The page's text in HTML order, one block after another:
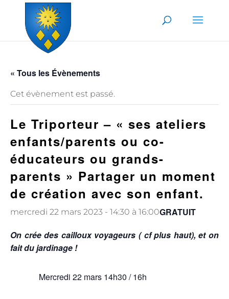
Skip to content
« Tous les Évènements
Cet évènement est passé.
Le Triporteur – « ses ateliers
enfants/parents ou co-
éducateurs ou grands-
parents » Partager un moment
de création avec son enfant.
mercredi 22 mars 2023 - 14:30 à 16:00GRATUIT
On crée des cailloux voyageurs ( cf plus haut), et on
fait du jardinage !
Mercredi 22 mars 14h30 / 16h